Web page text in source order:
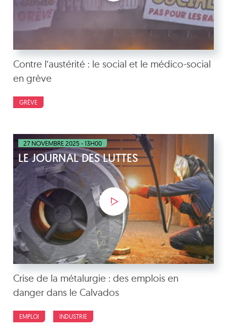
Contre l’austérité : le social et le médico-social
en grève
GRÈVE
27 NOVEMBRE 2025 - 13H00
LE JOURNAL DES LUTTES
Crise de la métalurgie : des emplois en
danger dans le Calvados
EMPLOI INDUSTRIE